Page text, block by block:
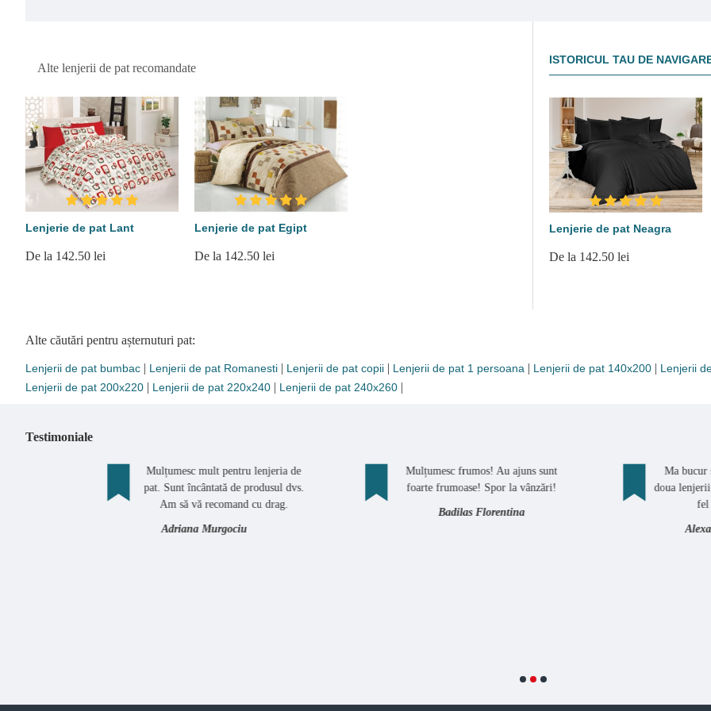
Alte lenjerii de pat recomandate
Lenjerie de pat Lant
De la 142.50 lei
Lenjerie de pat Egipt
De la 142.50 lei
ISTORICUL TAU DE
Lenjerie de pat Neagra
De la 142.50 lei
Alte căutări pentru așternuturi pat:
Lenjerii de pat bumbac | Lenjerii de pat Romanesti | Lenjerii de pat copii | Lenjerii de pat 1 persoana | Lenjerii de pat 140x200 | Lenjerii
Lenjerii de pat 200x220 | Lenjerii de pat 220x240 | Lenjerii de pat 240x260 |
Testimoniale
Mulțumesc mult pentru lenjeria de
pat. Sunt încântată de produsul dvs.
Am să vă recomand cu drag.
Adriana Murgociu
Mulțumesc frumos! Au ajuns sunt
foarte frumoase! Spor la vânzări!
Badilas Florentina
Ma bucur sa plasez o
doua lenjerii simple
fel ca si pana
Alexandra Ene